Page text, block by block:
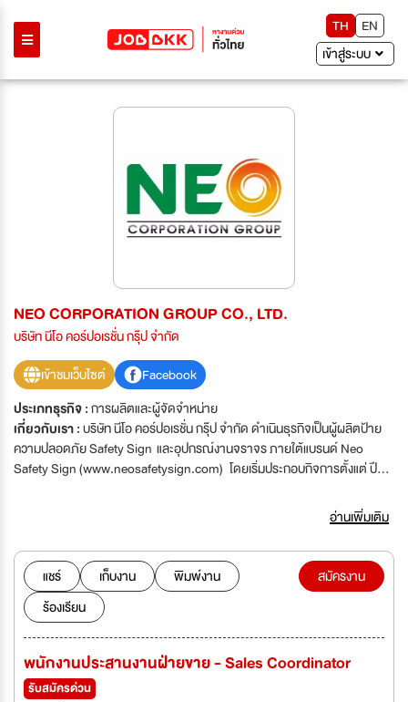
TH
EN
เข้าสู่ระบบ
NEO CORPORATION GROUP CO., LTD.
บริษัท นีโอ คอร์ปอเรชั่น กรุ๊ป จำกัด
เข้าชมเว็บไซต์
Facebook
ประเภทธุรกิจ :การผลิตและผู้จัดจำหน่าย
เกี่ยวกับเรา :บริษัท นีโอ คอร์ปอเรชั่น กรุ๊ป จำกัด ดำเนินธุรกิจเป็นผู้ผลิตป้าย
ความปลอดภัย Safety Sign และอุปกรณ์งานจราจร ภายใต้แบรนด์ Neo
Safety Sign (www.neosafetysign.com) โดยเริ่มประกอบกิจการตั้งแต่ ปี
กิจการโรงงานจากกระทรวงอุตสาหกรรม ด้วยพื้นที่การผลิตกว่า 2,000 ตร.ม.
เรามีความพร้อมด้านเครื่องจักรที่มีคุณภาพและประสิทธิภาพสูง มีเทคโนโลยี่ที่
ทันสมัยจากแบรนด์ชั้นนำของโลก พร้อมทั้งบุคลากรที่มีความชำนาญ จึงทำให้เรา
มีศักยภาพในการผลิตสินค้าที่มีคุณภาพ เรียบร้อย สวยงาม สามารถรองรับ
งานผลิตจำนวนมากๆ และส่งมอบได้ในระยะเวลาอันรวดเร็ว และด้วยการให้
ความสำคัญกับการบริการที่ดีเยี่ยม ทำให้ปัจจุบันได้รับการยอมรับจากองค์กร
ชั้นนำใช้บริการของเราเป็นจำนวนมาก ดังนั้นเพื่อเป็นการรองรับการขยายงาน
และสร้างความพึงพอใจสูงสุดให้กับลูกค้า เราจึงมองหาพนักงานใหม่เพื่อมาร่วม
งานดังนี้
อ่านเพิ่มเติม
แชร์ เก็บงาน
พิมพ์งาน
ร้องเรียน
สมัครงาน
พนักงานประสานงานฝ่ายขาย - Sales Coordinator
รับสมัครด่วน